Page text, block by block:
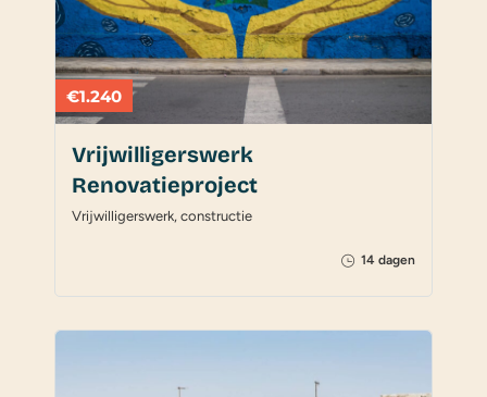
€1.240
Vrijwilligerswerk
Renovatieproject
Vrijwilligerswerk, constructie
14 dagen